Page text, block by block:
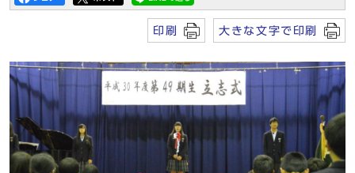
印刷 大きな文字で印刷